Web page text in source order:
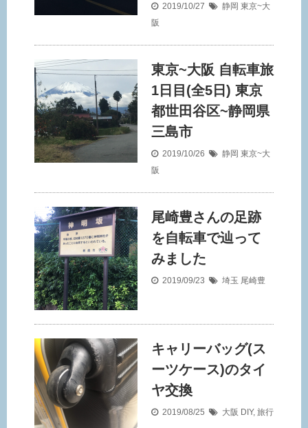
2019/10/27 静岡 東京~大
阪
東京~大阪 自転車旅
1日目(全5日) 東京
都世田谷区~静岡県
三島市
2019/10/26 静岡 東京~大
阪
尾崎豊さんの足跡
を自転車で辿って
みました
2019/09/23 埼玉 尾崎豊
キャリーバッグ(ス
ーツケース)のタイ
ヤ交換
2019/08/25 大阪 DIY, 旅行